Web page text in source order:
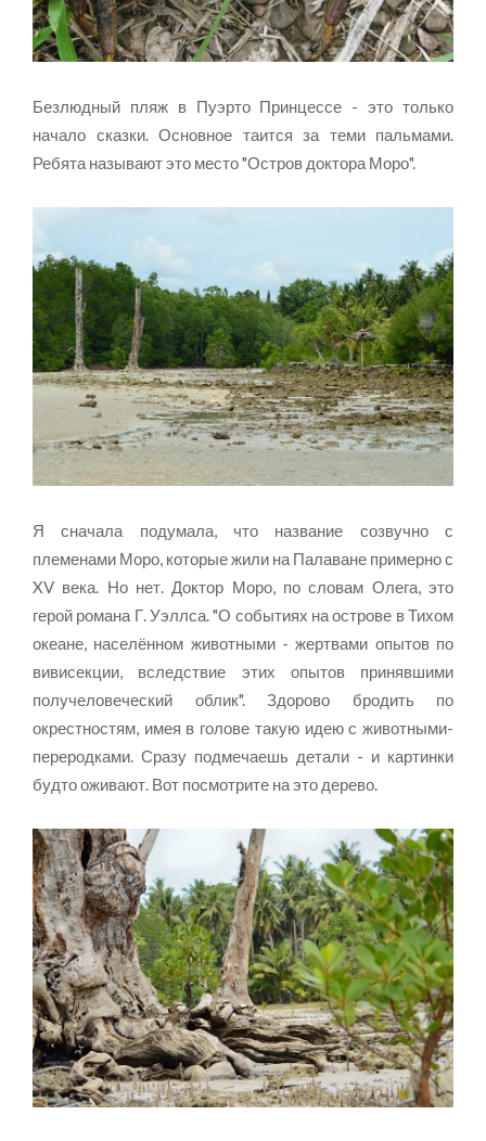
Безлюдный пляж в Пуэрто Принцессе - это только
начало сказки. Основное таится за теми пальмами.
Ребята называют это место "Остров доктора Моро".
Я сначала подумала, что название созвучно с
племенами Моро, которые жили на Палаване примерно с
XV века. Но нет. Доктор Моро, по словам Олега, это
герой романа Г. Уэллса. "О событиях на острове в Тихом
океане, населённом животными - жертвами опытов по
вивисекции, вследствие этих опытов принявшими
получеловеческий облик". Здорово бродить по
окрестностям, имея в голове такую идею с животными-
переродками. Сразу подмечаешь детали - и картинки
будто оживают. Вот посмотрите на это дерево.